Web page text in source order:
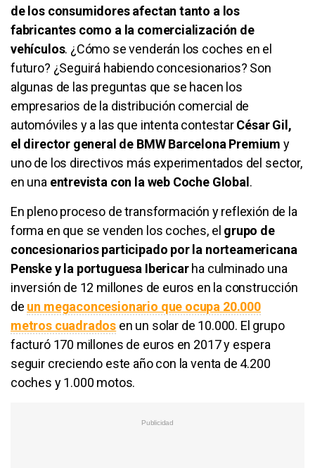
de los consumidores afectan tanto a los
fabricantes como a la comercialización de
vehículos. ¿Cómo se venderán los coches en el
futuro? ¿Seguirá habiendo concesionarios? Son
algunas de las preguntas que se hacen los
empresarios de la distribución comercial de
automóviles y a las que intenta contestarCésar Gil,
el director general de BMW Barcelona Premium y
uno de los directivos más experimentados del sector,
en una entrevista con la web Coche Global.
En pleno proceso de transformación y reflexión de la
forma en que se venden los coches, el grupo de
concesionarios participado por la norteamericana
Penske y la portuguesa Ibericarha culminado una
inversión de 12 millones de euros en la construcción
de un megaconcesionario que ocupa 20.000
metros cuadrados en un solar de 10.000. El grupo
facturó 170 millones de euros en 2017 y espera
seguir creciendo este año con la venta de 4.200
coches y 1.000 motos.